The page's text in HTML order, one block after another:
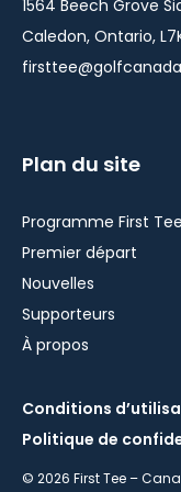
1564 Beech Grove
Caledon, Ontario,
Plan du site
Programme First
Premier départ
Nouvelles
Supporteurs
À propos
Conditions
Politique de
© 2026 First Tee –